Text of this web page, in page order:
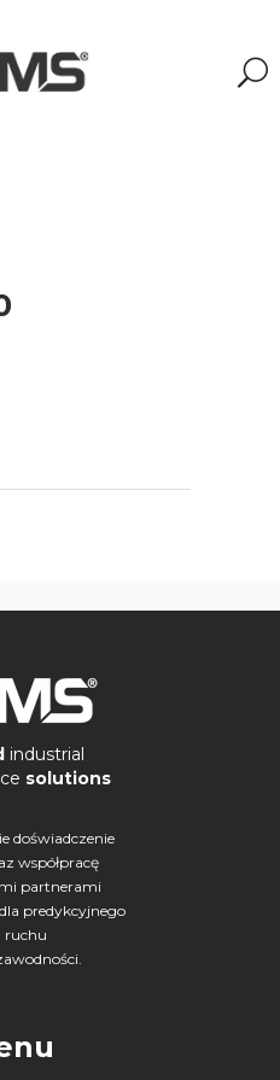
industrial
solutions
doświadczenie
współpracę
partnerami
predykcyjnego
ruchu